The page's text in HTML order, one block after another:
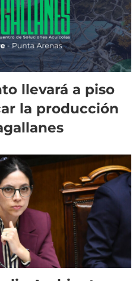
llevará a piso
la producción